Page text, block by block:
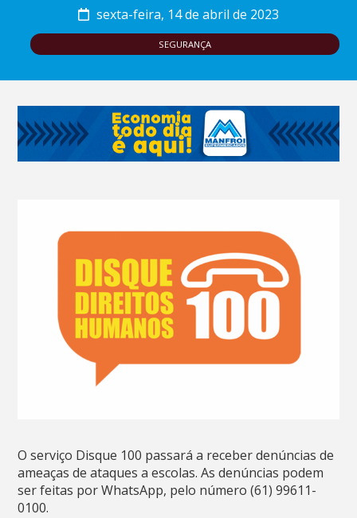
sexta-feira, 14 de abril de 2023
SEGURANÇA
O serviço Disque 100 passará a receber denúncias de
ameaças de ataques a escolas. As denúncias podem
ser feitas por WhatsApp, pelo número (61) 99611-
0100.